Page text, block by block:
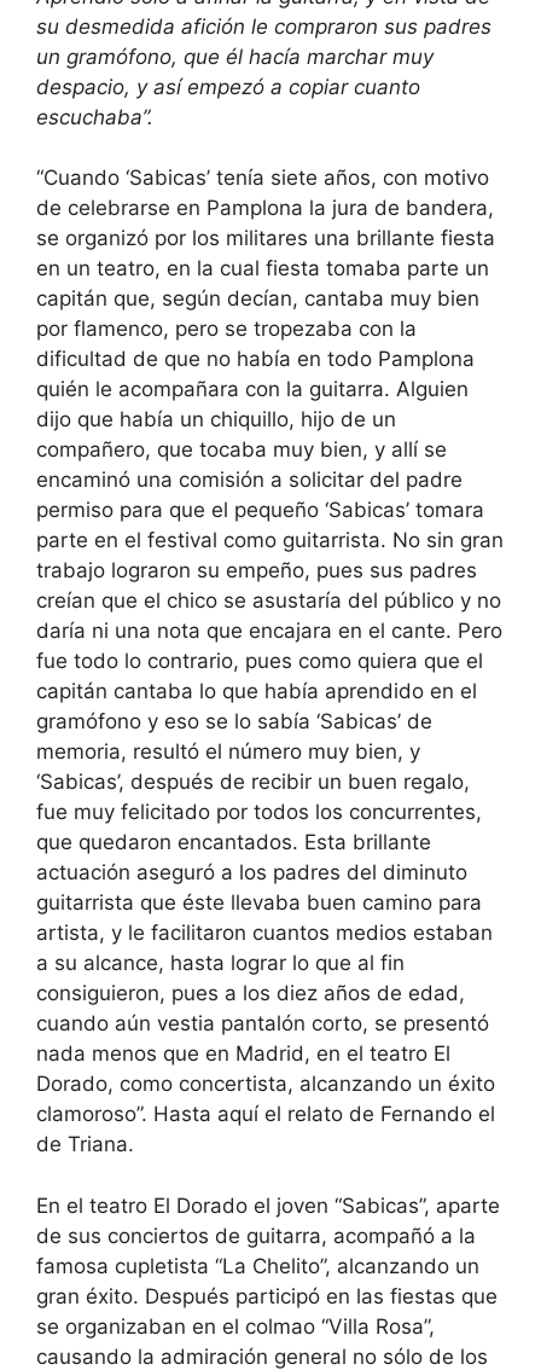
su desmedida afición le compraron sus padres
un gramófono, que él hacía marchar muy
despacio, y así empezó a copiar cuanto
escuchaba”.
“Cuando ‘Sabicas’ tenía siete años, con motivo
de celebrarse en Pamplona la jura de bandera,
se organizó por los militares una brillante fiesta
en un teatro, en la cual fiesta tomaba parte un
capitán que, según decían, cantaba muy bien
por flamenco, pero se tropezaba con la
dificultad de que no había en todo Pamplona
quién le acompañara con la guitarra. Alguien
dijo que había un chiquillo, hijo de un
compañero, que tocaba muy bien, y allí se
encaminó una comisión a solicitar del padre
permiso para que el pequeño ‘Sabicas’ tomara
parte en el festival como guitarrista. No sin gran
trabajo lograron su empeño, pues sus padres
creían que el chico se asustaría del público y no
daría ni una nota que encajara en el cante. Pero
fue todo lo contrario, pues como quiera que el
capitán cantaba lo que había aprendido en el
gramófono y eso se lo sabía ‘Sabicas’ de
memoria, resultó el número muy bien, y
‘Sabicas’, después de recibir un buen regalo,
fue muy felicitado por todos los concurrentes,
que quedaron encantados. Esta brillante
actuación aseguró a los padres del diminuto
guitarrista que éste llevaba buen camino para
artista, y le facilitaron cuantos medios estaban
a su alcance, hasta lograr lo que al fin
consiguieron, pues a los diez años de edad,
cuando aún vestia pantalón corto, se presentó
nada menos que en Madrid, en el teatro El
Dorado, como concertista, alcanzando un éxito
clamoroso”. Hasta aquí el relato de Fernando el
de Triana.
En el teatro El Dorado el joven “Sabicas”, aparte
de sus conciertos de guitarra, acompañó a la
famosa cupletista “La Chelito”, alcanzando un
gran éxito. Después participó en las fiestas que
se organizaban en el colmao “Villa Rosa”,
causando la admiración general no sólo de los